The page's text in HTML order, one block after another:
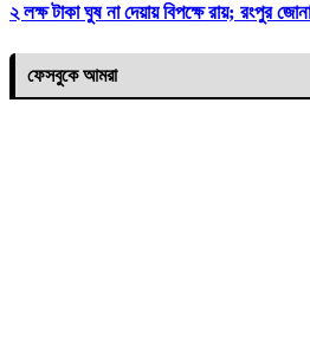
২ লক্ষ টাকা ঘুষ না দেয়ায় বিপক্ষে রায়; রংপুর
ফেসবুকে আমরা